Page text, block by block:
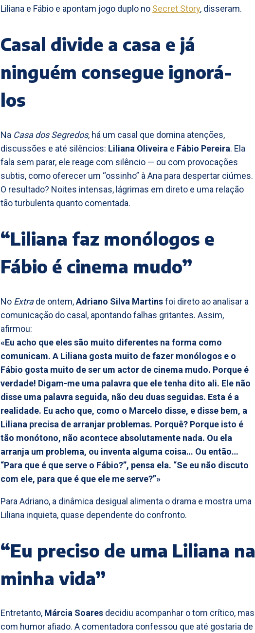
Liliana e Fábio e apontam jogo duplo no Secret Story, disseram.
Casal divide a casa e já
ninguém consegue ignorá-
los
Na Casa dos Segredos, há um casal que domina atenções,
discussões e até silêncios: Liliana Oliveira e Fábio Pereira. Ela
fala sem parar, ele reage com silêncio — ou com provocações
subtis, como oferecer um “ossinho” à Ana para despertar ciúmes.
O resultado? Noites intensas, lágrimas em direto e uma relação
tão turbulenta quanto comentada.
“Liliana faz monólogos e
Fábio é cinema mudo”
No Extrade ontem,Adriano Silva Martinsfoi direto ao analisar a
comunicação do casal, apontando falhas gritantes. Assim,
afirmou:
«Eu acho que eles são muito diferentes na forma como
comunicam. A Liliana gosta muito de fazer monólogos e o
Fábio gosta muito de ser um actor de cinema mudo. Porque é
verdade! Digam-me uma palavra que ele tenha dito ali. Ele não
disse uma palavra seguida, não deu duas seguidas. Esta é a
realidade. Eu acho que, como o Marcelo disse, e disse bem, a
Liliana precisa de arranjar problemas. Porquê? Porque isto é
tão monótono, não acontece absolutamente nada. Ou ela
arranja um problema, ou inventa alguma coisa… Ou então…
“Para que é que serve o Fábio?”, pensa ela. “Se eu não discuto
com ele, para que é que ele me serve?”»
Para Adriano, a dinâmica desigual alimenta o drama e mostra uma
Liliana inquieta, quase dependente do confronto.
“Eu preciso de uma Liliana na
minha vida”
Entretanto, Márcia Soares decidiu acompanhar o tom crítico, mas
com humor afiado. A comentadora confessou que até gostaria de